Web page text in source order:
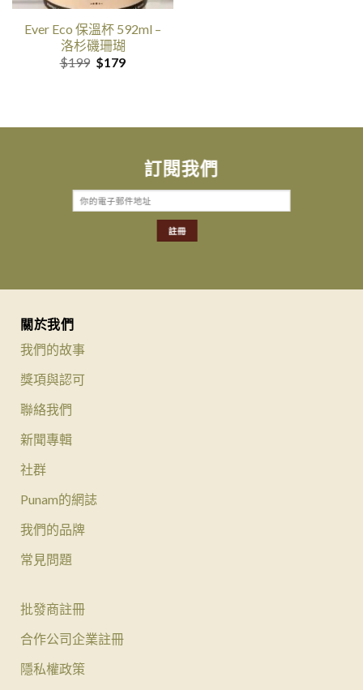
Ever Eco 保溫杯 592ml –
洛杉磯珊瑚
$199 原
$179目
是:$179。
訂閱我們
關於我們
我們的故事
獎項與認可
聯絡我們
新聞專輯
社群
Punam的網誌
我們的品牌
常見問題
批發商註冊
合作公司企業註冊
隱私權政策